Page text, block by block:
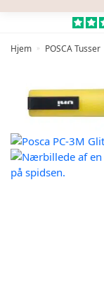
Hjem » POSCA Tusser